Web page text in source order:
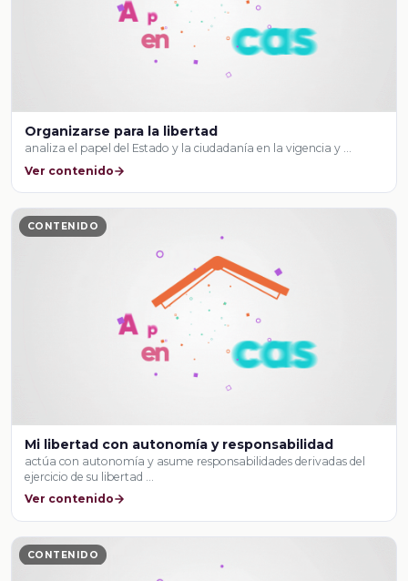
Organizarse para la libertad
analiza el papel del Estado y la ciudadanía en la vigencia y …
Ver contenido
CONTENIDO
Mi libertad con autonomía y responsabilidad
actúa con autonomía y asume responsabilidades derivadas del
ejercicio de su libertad …
Ver contenido
CONTENIDO